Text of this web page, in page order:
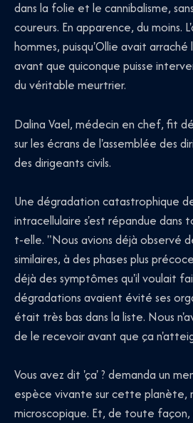
dans la folie et le cannibalisme,
coureurs. En apparence, du moins.
hommes, puisqu'Ollie avait
avant que quiconque puisse
du véritable meurtrier.
Dalina Vael, médecin en chef, fit
sur les écrans de l'assemblée des
des dirigeants civils.
Une dégradation catastrophique
intracellulaire s'est répandue dans
t-elle. "Nous avions déjà observé
similaires, à des phases plus
déjà des symptômes qu'il voulait
dégradations avaient évité ses
était très bas dans la liste. Nous
de le recevoir avant que ça
Vous avez dit 'ça' ? demanda un
espèce vivante sur cette planète,
microscopique. Et, de toute façon,